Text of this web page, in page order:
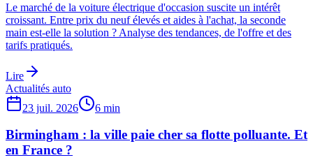
Le marché de la voiture électrique d'occasion suscite un intérêt
croissant. Entre prix du neuf élevés et aides à l'achat, la seconde
main est-elle la solution ? Analyse des tendances, de l'offre et des
tarifs pratiqués.
Lire
Actualités auto
23 juil. 2026
6 min
Birmingham : la ville paie cher sa flotte polluante. Et
en France ?